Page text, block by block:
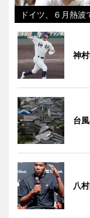
ドイツ、６月熱
神
台
八